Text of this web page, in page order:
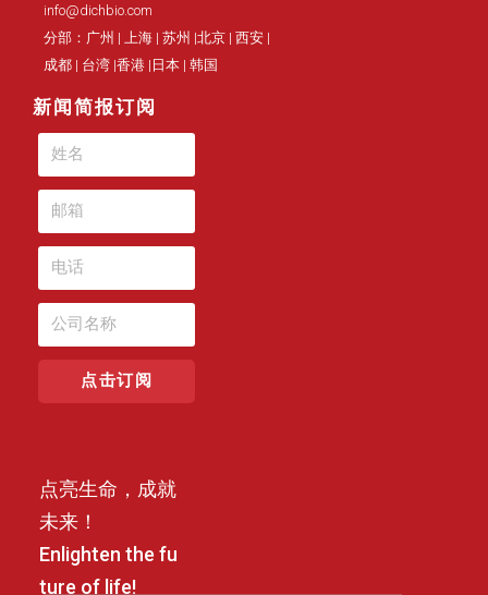
info@dichbio.com
分部：广州 | 上海 | 苏州 |北京 | 西安 |
成都 | 台湾 |香港 |日本 | 韩国
新闻简报订阅
点击订阅
点亮生命，成就
未来！
Enlighten the fu
ture of life!